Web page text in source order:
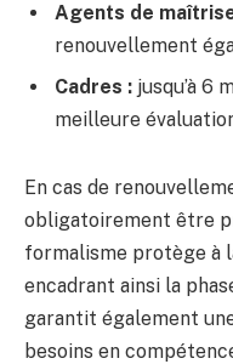
Agents de
renouvellement
Cadres : jusqu’à 6
meilleure
En cas de
obligatoirement être
formalisme protège à
encadrant ainsi la
garantit également
besoins en